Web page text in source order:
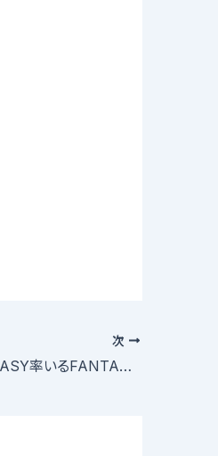
次
SUPER FANTASY率いるFANTASY-PRIDE新メンバーオーディション